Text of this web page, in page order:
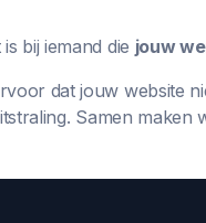
bij iemand die jouw
dat jouw website
Samen maken